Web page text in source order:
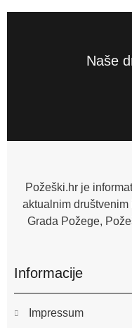
Naše
Požeški.hr je
aktualnim
Grada Požege,
Informacije
Impressum